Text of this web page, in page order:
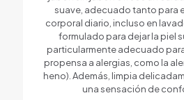
suave, adecuado tanto para
corporal diario, incluso en
formulado para dejar la piel
particularmente adecuado
propensa a alergias, como la
heno). Además, limpia
una sensación de